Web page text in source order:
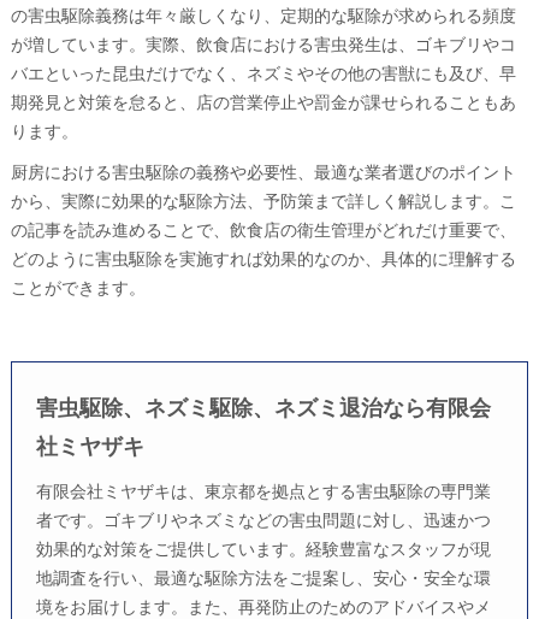
の害虫駆除義務は年々厳しくなり、定期的な駆除が求められる頻度
が増しています。実際、飲食店における害虫発生は、ゴキブリやコ
バエといった昆虫だけでなく、ネズミやその他の害獣にも及び、早
期発見と対策を怠ると、店の営業停止や罰金が課せられることもあ
ります。
厨房における害虫駆除の義務や必要性、最適な業者選びのポイント
から、実際に効果的な駆除方法、予防策まで詳しく解説します。こ
の記事を読み進めることで、飲食店の衛生管理がどれだけ重要で、
どのように害虫駆除を実施すれば効果的なのか、具体的に理解する
ことができます。
害虫駆除、ネズミ駆除、ネズミ退治なら有限会
社ミヤザキ
有限会社ミヤザキは、東京都を拠点とする害虫駆除の専門業
者です。ゴキブリやネズミなどの害虫問題に対し、迅速かつ
効果的な対策をご提供しています。経験豊富なスタッフが現
地調査を行い、最適な駆除方法をご提案し、安心・安全な環
境をお届けします。また、再発防止のためのアドバイスやメ